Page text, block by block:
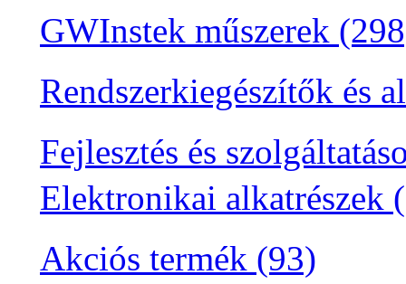
GWInstek műszerek
Rendszerkiegészítők és
Fejlesztés és
Elektronikai alkatrészek
Akciós termék (93)